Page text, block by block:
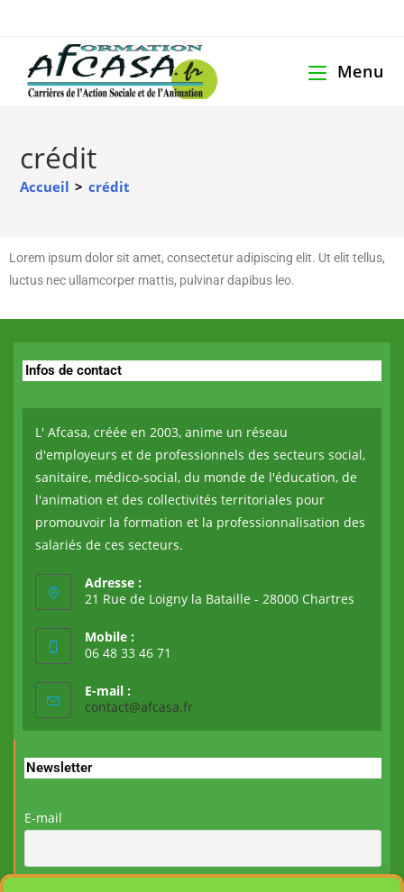
Menu
crédit
Accueil > crédit
Lorem ipsum dolor sit amet, consectetur adipiscing elit. Ut elit tellus,
luctus nec ullamcorper mattis, pulvinar dapibus leo.
Infos de contact
L' Afcasa, créée en 2003, anime un réseau
d'employeurs et de professionnels des secteurs social,
sanitaire, médico-social, du monde de l'éducation, de
l'animation et des collectivités territoriales pour
promouvoir la formation et la professionnalisation des
salariés de ces secteurs.
Adresse :
21 Rue de Loigny la Bataille - 28000 Chartres
Mobile :
06 48 33 46 71
E-mail :
contact@afcasa.fr
Newsletter
E-mail